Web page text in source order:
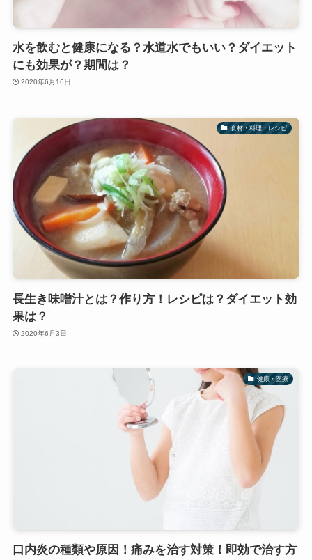
水を飲むと健康になる？水道水でもいい？ダイエット
にも効果が？期間は？
2020年6月16日
食材・料理・レシピ
長生き味噌汁とは？作り方！レシピは？ダイエット効
果は？
2020年6月3日
健康・医療
口内炎の種類や原因！痛みを治す対策！即効で治す方